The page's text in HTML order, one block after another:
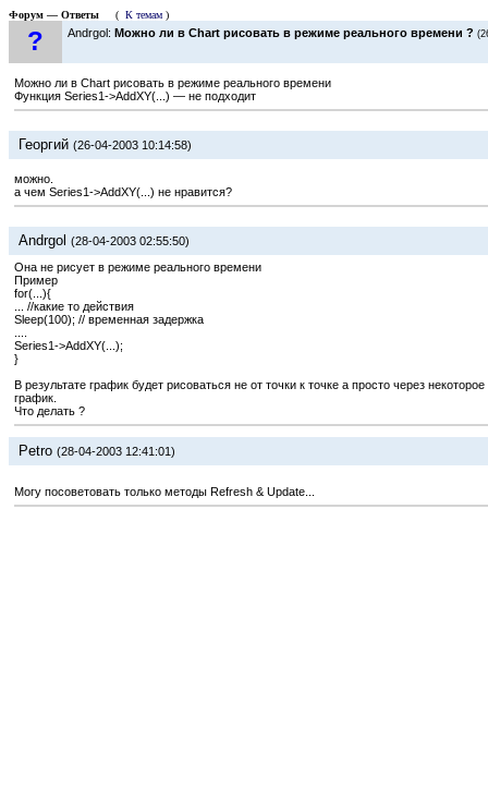
Форум — Ответы ( К темам )
? Andrgol: Можно ли в Chart рисовать в режиме реального времени ?
Можно ли в Chart рисовать в режиме реального времени
Функция Series1->AddXY(...) — не подходит
Георгий (26-04-2003 10:14:58)
можно.
а чем Series1->AddXY(...) не нравится?
Andrgol (28-04-2003 02:55:50)
Она не рисует в режиме реального времени
Пример
for(...){
... //какие то действия
Sleep(100); // временная задержка
Series1->AddXY(...);
}
В результате график будет рисоваться не от точки к точке а просто через
график.
Что делать ?
Petro (28-04-2003 12:41:01)
Могу посоветовать только методы Refresh & Update...